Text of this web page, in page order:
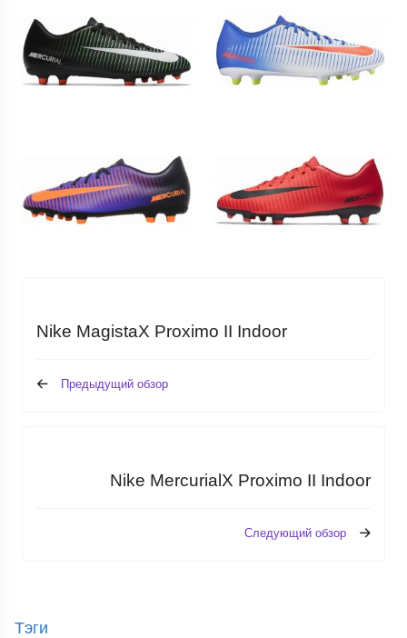
Nike MagistaX Proximo II Indoor
Предыдущий обзор
Nike MercurialX Proximo II Indoor
Следующий обзор
Тэги